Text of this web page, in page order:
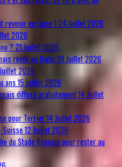
revenir en Ligue 1 24 Juillet 2026
2026
? 21 Juillet 2026
reste au Qatar19 Juillet 2026
2026
ans15 Juillet 2026
diffusé gratuitement14 Juillet
pour Terrier14 Juillet 2026
Suisse12 Juillet 2026
du Stade Rennais pour rester au